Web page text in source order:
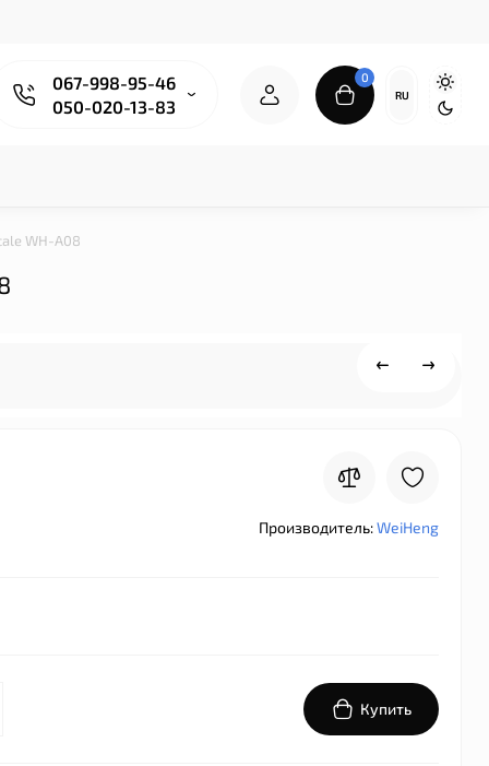
067-998-95-46
050-020-13-83
0
RU
WH-A08
Производитель:WeiHeng
Купить